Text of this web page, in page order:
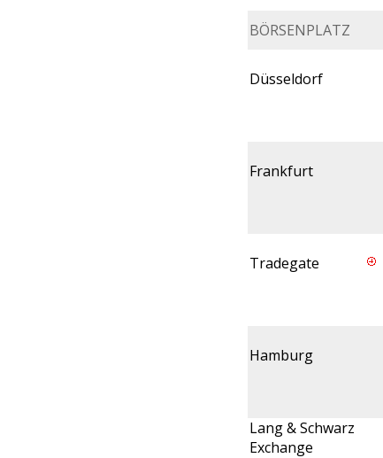
BÖRSENPLATZ
Düsseldorf
Frankfurt
Tradegate
Hamburg
Lang & Schwarz
Exchange